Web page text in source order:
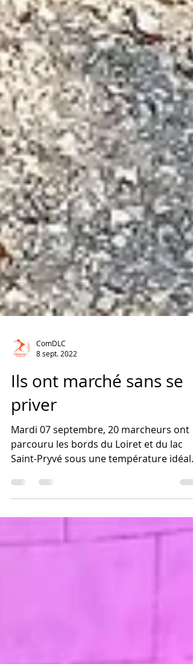
ComDLC
8 sept. 2022
Ils ont marché sans se
priver
Mardi 07 septembre, 20 marcheurs ont
parcouru les bords du Loiret et du lac